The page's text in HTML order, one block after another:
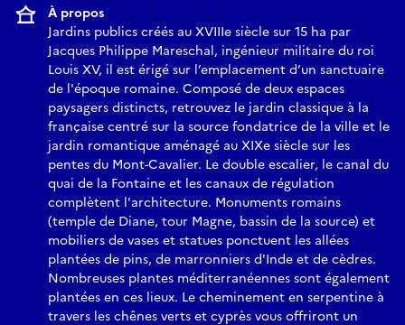
À propos
Jardins publics créés au XVIIIe siècle sur 15 ha par
Jacques Philippe Mareschal, ingénieur militaire du roi
Louis XV, il est érigé sur l’emplacement d’un sanctuaire
de l'époque romaine. Composé de deux espaces
paysagers distincts, retrouvez le jardin classique à la
française centré sur la source fondatrice de la ville et le
jardin romantique aménagé au XIXe siècle sur les
pentes du Mont-Cavalier. Le double escalier, le canal du
quai de la Fontaine et les canaux de régulation
complètent l'architecture. Monuments romains
(temple de Diane, tour Magne, bassin de la source) et
mobiliers de vases et statues ponctuent les allées
plantées de pins, de marronniers d'Inde et de cèdres.
Nombreuses plantes méditerranéennes sont également
plantées en ces lieux. Le cheminement en serpentine à
travers les chênes verts et cyprès vous offriront un